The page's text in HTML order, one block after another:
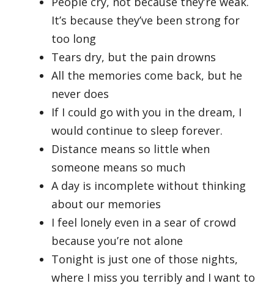
It’s because they’ve been strong for
too long
Tears dry, but the pain drowns
All the memories come back, but he
never does
If I could go with you in the dream, I
would continue to sleep forever.
Distance means so little when
someone means so much
A day is incomplete without thinking
about our memories
I feel lonely even in a sear of crowd
because you’re not alone
Tonight is just one of those nights,
where I miss you terribly and I want to